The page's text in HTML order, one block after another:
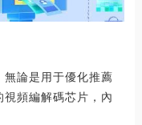
論是用于優化推薦
頻編解碼芯片，內